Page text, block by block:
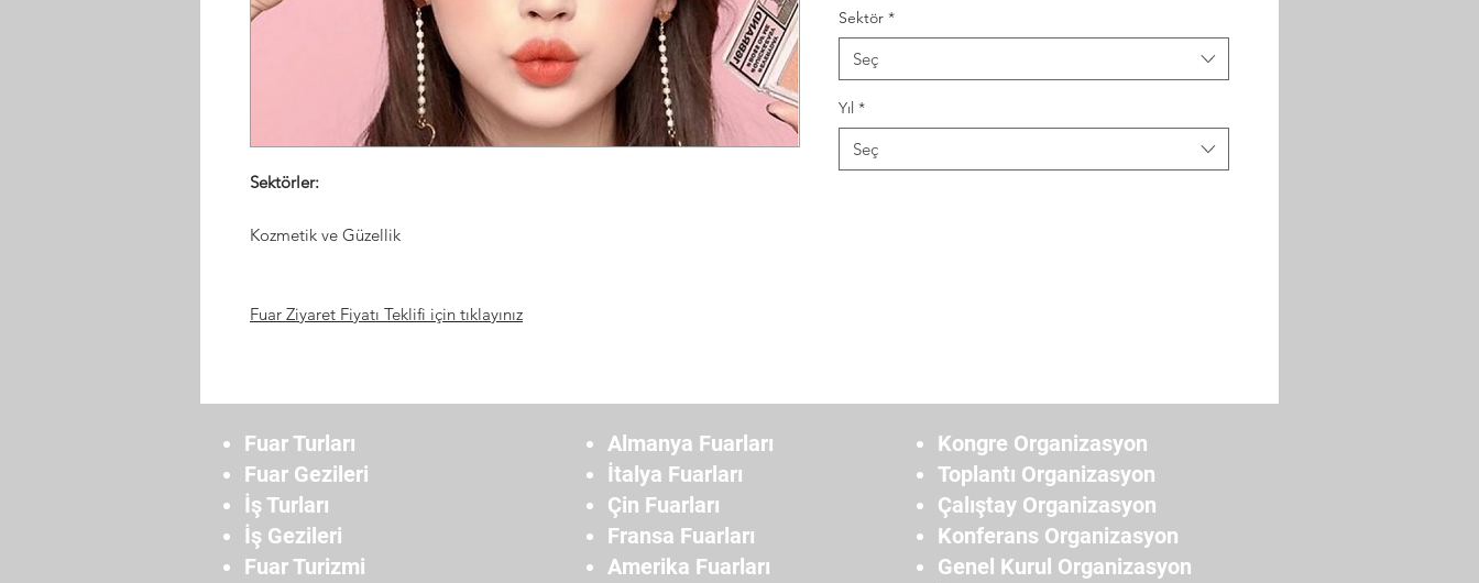
Sektörler:
Kozmetik ve Güzellik
Fuar Ziyaret Fiyatı Teklifi için tıklayınız
Sektör *
Seç
Yıl *
Seç
Fuar Turları
Fuar Gezileri
İş Turları
İş Gezileri
Fuar Turizmi
Almanya Fuarları
İtalya Fuarları
Çin Fuarları
Fransa Fuarları
Amerika Fuarları
Kongre Organizasyon
Toplantı Organizasyon
Çalıştay Organizasyon
Konferans Organizasyon
Genel Kurul Organizasyon